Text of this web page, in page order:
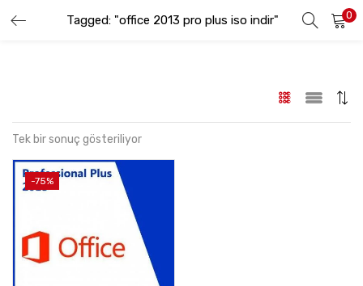
Tagged: "office 2013 pro plus iso indir" 0
GIRIŞ YAP KAYIT OL
Beni hatırla
Şifremi Unuttum
Tek bir sonuç gösteriliyor
-75%